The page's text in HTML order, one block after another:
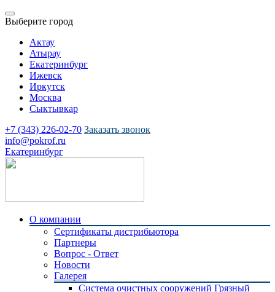
Выберите город
Актау
Атырау
Екатеринбург
Ижевск
Иркутск
Москва
Сыктывкар
+7 (343) 226-02-70 Заказать звонок
info@pokrof.ru
Екатеринбург
О компании
Сертификаты дистрибьютора
Партнеры
Вопрос - Ответ
Новости
Галерея
Система очистных сооружений Грязный